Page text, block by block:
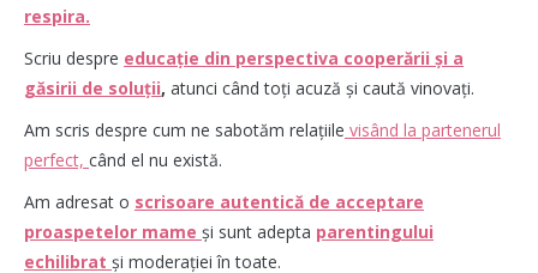
respira.
Scriu despre educație din perspectiva cooperării și a
găsirii de soluții, atunci când toți acuză și caută vinovați.
Am scris despre cum ne sabotăm relațiile visând la partenerul
perfect, când el nu există.
Am adresat o scrisoare autentică de acceptare
proaspetelor mame și sunt adepta parentingului
echilibrat și moderației în toate.